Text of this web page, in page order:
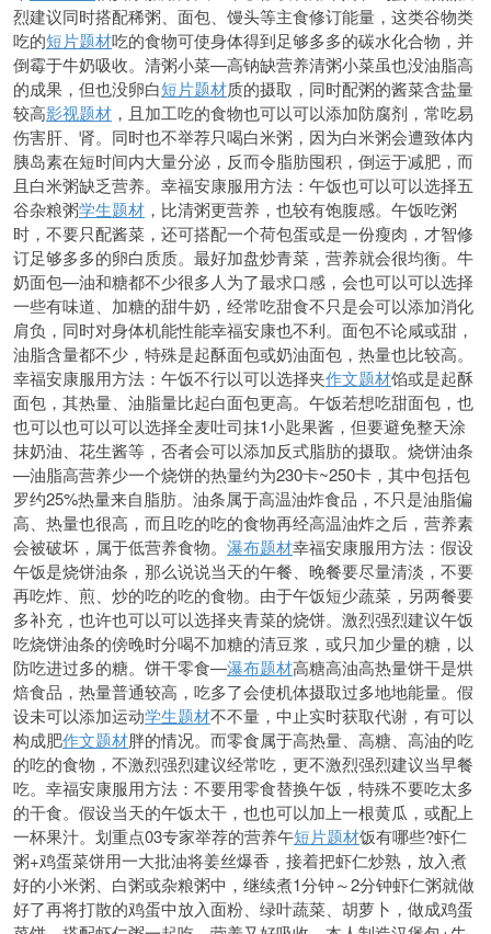
烈建议同时搭配稀粥、面包、馒头等主食修订能量，这类谷物类
吃的短片题材吃的食物可使身体得到足够多多的碳水化合物，并
倒霉于牛奶吸收。清粥小菜—高钠缺营养清粥小菜虽也没油脂高
的成果，但也没卵白短片题材质的摄取，同时配粥的酱菜含盐量
较高影视题材 ，且加工吃的食物也可以可以添加防腐剂，常吃易
伤害肝、肾。同时也不举荐只喝白米粥，因为白米粥会遭致体内
胰岛素在短时间内大量分泌，反而令脂肪囤积，倒运于减肥，而
且白米粥缺乏营养。幸福安康服用方法：午饭也可以可以选择五
谷杂粮粥学生题材 ，比清粥更营养，也较有饱腹感。午饭吃粥
时，不要只配酱菜，还可搭配一个荷包蛋或是一份瘦肉，才智修
订足够多多的卵白质质。最好加盘炒青菜，营养就会很均衡。牛
奶面包—油和糖都不少很多人为了最求口感，会也可以可以选择
一些有味道、加糖的甜牛奶，经常吃甜食不只是会可以添加消化
肩负，同时对身体机能性能幸福安康也不利。面包不论咸或甜，
油脂含量都不少，特殊是起酥面包或奶油面包，热量也比较高。
幸福安康服用方法：午饭不行以可以选择夹作文题材馅或是起酥
面包，其热量、油脂量比起白面包更高。午饭若想吃甜面包，也
也可以也可以可以选择全麦吐司抹1小匙果酱，但要避免整天涂
抹奶油、花生酱等，否者会可以添加反式脂肪的摄取。烧饼油条
—油脂高营养少一个烧饼的热量约为230卡~250卡，其中包括包
罗约25%热量来自脂肪。油条属于高温油炸食品，不只是油脂偏
高、热量也很高，而且吃的吃的食物再经高温油炸之后，营养素
会被破坏，属于低营养食物。 瀑布题材幸福安康服用方法：假设
午饭是烧饼油条，那么说说当天的午餐、晚餐要尽量清淡，不要
再吃炸、煎、炒的吃的吃的食物。由于午饭短少蔬菜，另两餐要
多补充，也许也可以可以选择夹青菜的烧饼。激烈强烈建议午饭
吃烧饼油条的傍晚时分喝不加糖的清豆浆，或只加少量的糖，以
防吃进过多的糖。饼干零食—瀑布题材高糖高油高热量饼干是烘
焙食品，热量普通较高，吃多了会使机体摄取过多地地能量。假
设未可以添加运动学生题材不不量，中止实时获取代谢，有可以
构成肥作文题材胖的情况。而零食属于高热量、高糖、高油的吃
的吃的食物，不激烈强烈建议经常吃，更不激烈强烈建议当早餐
吃。幸福安康服用方法：不要用零食替换午饭，特殊不要吃太多
的干食。假设当天的午饭太干，也也可以加上一根黄瓜，或配上
一杯果汁。划重点03专家举荐的营养午短片题材饭有哪些?虾仁
粥+鸡蛋菜饼用一大批油将姜丝爆香，接着把虾仁炒熟，放入煮
好的小米粥、白粥或杂粮粥中，继续煮1分钟～2分钟虾仁粥就做
好了再将打散的鸡蛋中放入面粉、绿叶蔬菜、胡萝卜，做成鸡蛋